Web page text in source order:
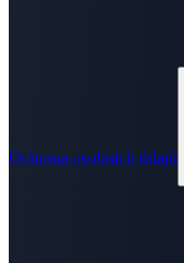
Ochrana osobních údajů